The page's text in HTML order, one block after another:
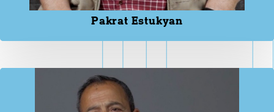
Pakrat Estukyan